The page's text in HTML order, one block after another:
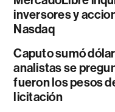
inversores y
Nasdaq
Caputo sumó
analistas se
fueron los pesos
licitación